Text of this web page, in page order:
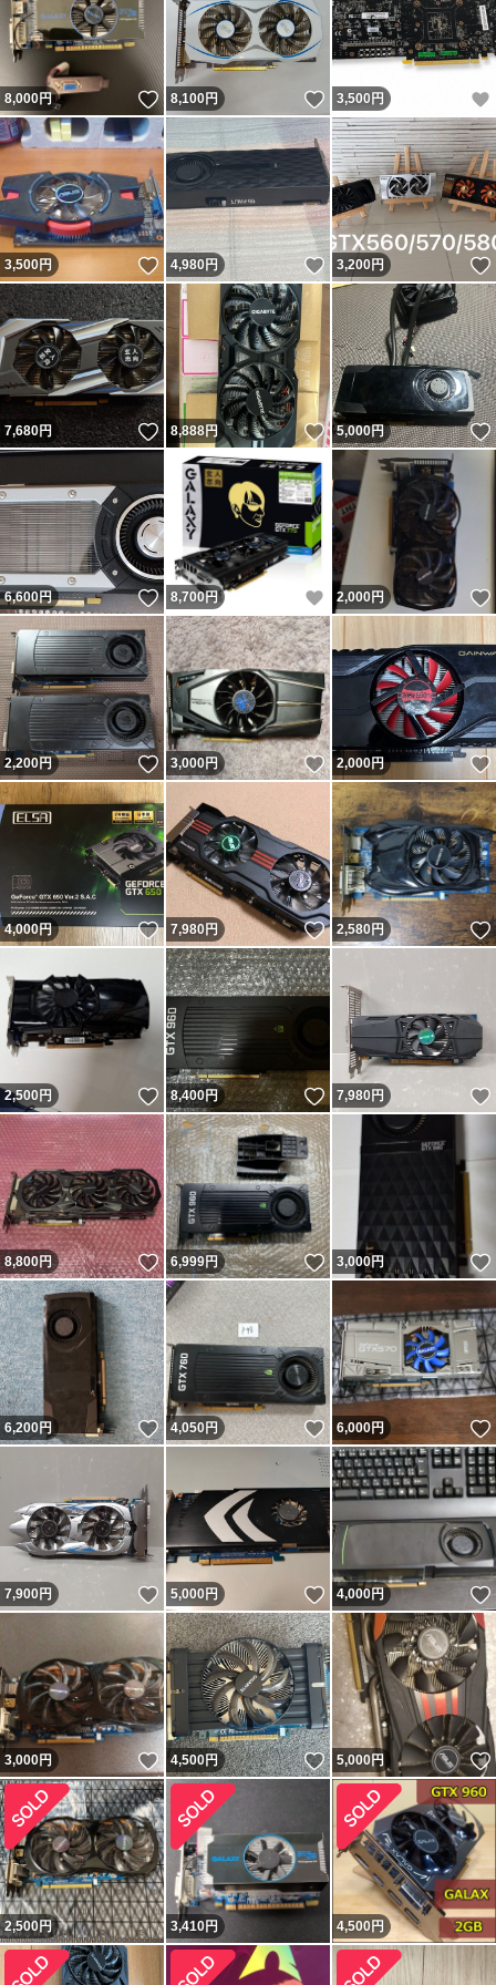
8,000円 いいね！
8,100円 いいね！
3,500 円
3,500円 いいね！
4,980円 いいね！
3,200円
7,680円 いいね！
8,888円 いいね！
5,000円
6,600円 いいね！
8,700円 いいね！
2,000円
2,200円 いいね！
3,000円 いいね！
2,000円
4,000円 いいね！
7,980円 いいね！
2,580円
2,500円 いいね！
8,400円 いいね！
7,980円
8,800円 いいね！
6,999円 いいね！
3,000円
6,200円 いいね！
4,050円 いいね！
6,000円
7,900円 いいね！
5,000円 いいね！
4,000円
3,000円 いいね！
4,500円 いいね！
5,000円
2,500円 3,410円 4,500円